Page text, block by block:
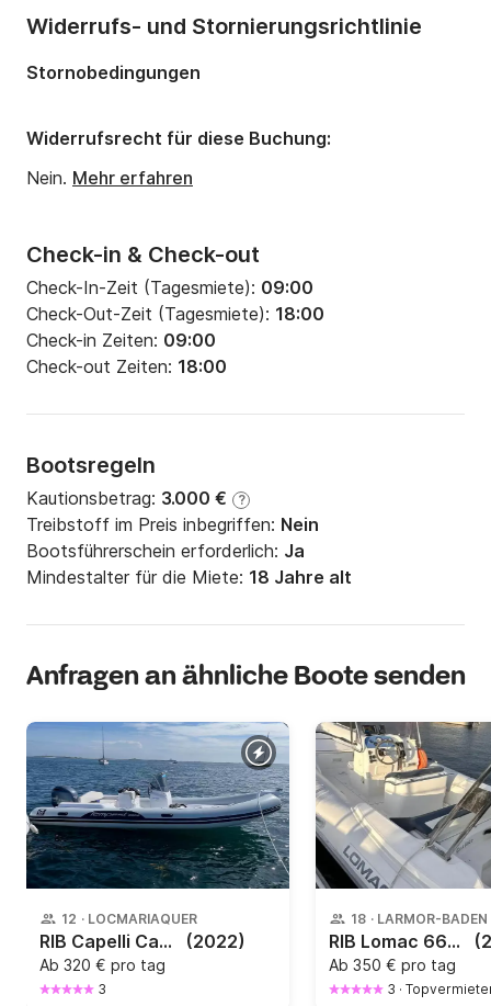
Check-in & Check-out
Check-In-Zeit (Tagesmiete): 09:00
Check-Out-Zeit (Tagesmiete): 18:00
Check-in Zeiten: 09:00
Check-out Zeiten: 18:00
Bootsregeln
Kautionsbetrag: 3.000 € ?
Treibstoff im Preis inbegriffen: Nein
Bootsführerschein erforderlich: Ja
Mindestalter für die Miete: 18 Jahre alt
Widerrufs- und Stornierungsrichtlinie
Stornobedingungen
Widerrufsrecht für diese Buchung:
Nein. Mehr erfahren
Anfragen an ähnliche Boote senden
12 · LOCMARIAQUER
RIB Capelli Capelli Tempest 630 s (2022)
Ab 320 € pro tag
3
18 · LARMOR-BADEN
RIB Lomac 660in 150PS
Ab 350 € pro tag
3 ·